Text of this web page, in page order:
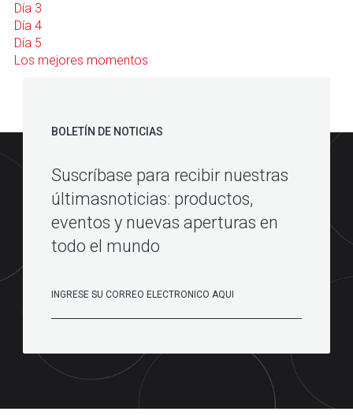
Día 3
Día 4
Día 5
Los mejores momentos
BOLETÍN DE NOTICIAS
Suscríbase para recibir nuestras
últimasnoticias: productos,
eventos y nuevas aperturas en
todo el mundo